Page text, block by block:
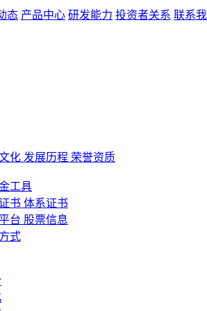
态 产品中心 研发能力 投资者关系 联系
化 发展历程 荣誉资质
工具
书 体系证书
台 股票信息
式